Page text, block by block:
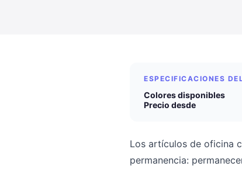
ESPECIFICACIONES
Colores disponibles
Precio desde
Los artículos de oficina
permanencia: